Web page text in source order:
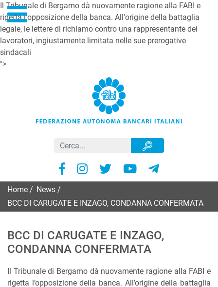
Il Tribunale di Bergamo dà nuovamente ragione alla FABI e
rigetta l'opposizione della banca. All'origine della battaglia
legale, le lettere di richiamo contro una rappresentante dei
lavoratori, ingiustamente limitata nelle sue prerogative
sindacali
">
Home News
BCC DI CARUGATE E INZAGO, CONDANNA CONFERMATA
BCC DI CARUGATE E INZAGO,
CONDANNA CONFERMATA
Il Tribunale di Bergamo dà nuovamente ragione alla FABI e
rigetta l’opposizione della banca. All’origine della battaglia